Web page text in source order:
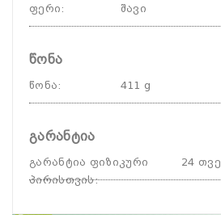
ფერი: შავი
წონა
წონა: 411 g
გარანტია
გარანტია ფიზიკური
პირისთვის:
24 თვე